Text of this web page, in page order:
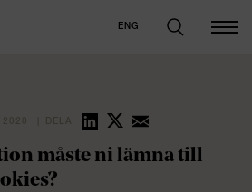
ENG
måste ni lämna till